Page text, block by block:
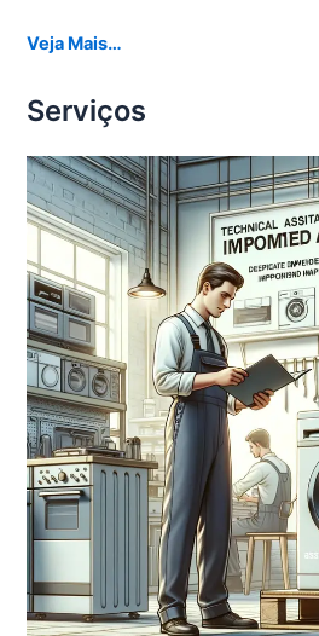
Veja Mais…
Serviços